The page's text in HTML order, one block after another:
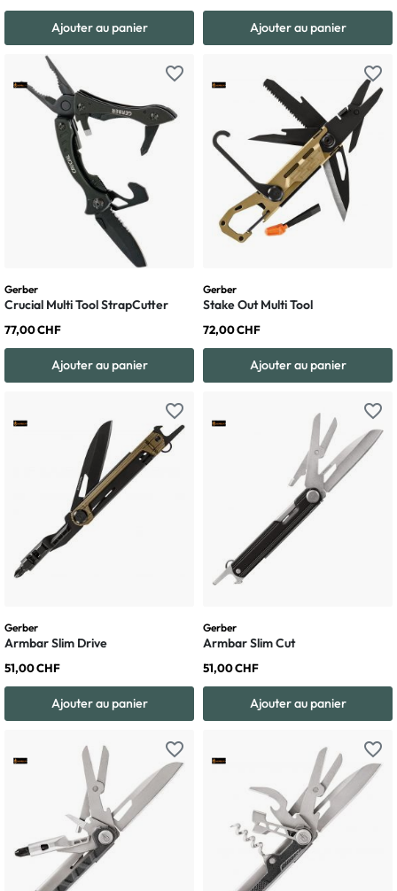
Ajouter au panier Ajouter au panier
favorite_border
Gerber
Crucial Multi Tool StrapCutter
77,00 CHF
Ajouter au panier
favorite_border
Gerber
Stake Out Multi Tool
72,00 CHF
Ajouter au panier
favorite_border
Gerber
Armbar Slim Drive
51,00 CHF
Ajouter au panier
favorite_border
Gerber
Armbar Slim Cut
51,00 CHF
Ajouter au panier
favorite_border favorite_border